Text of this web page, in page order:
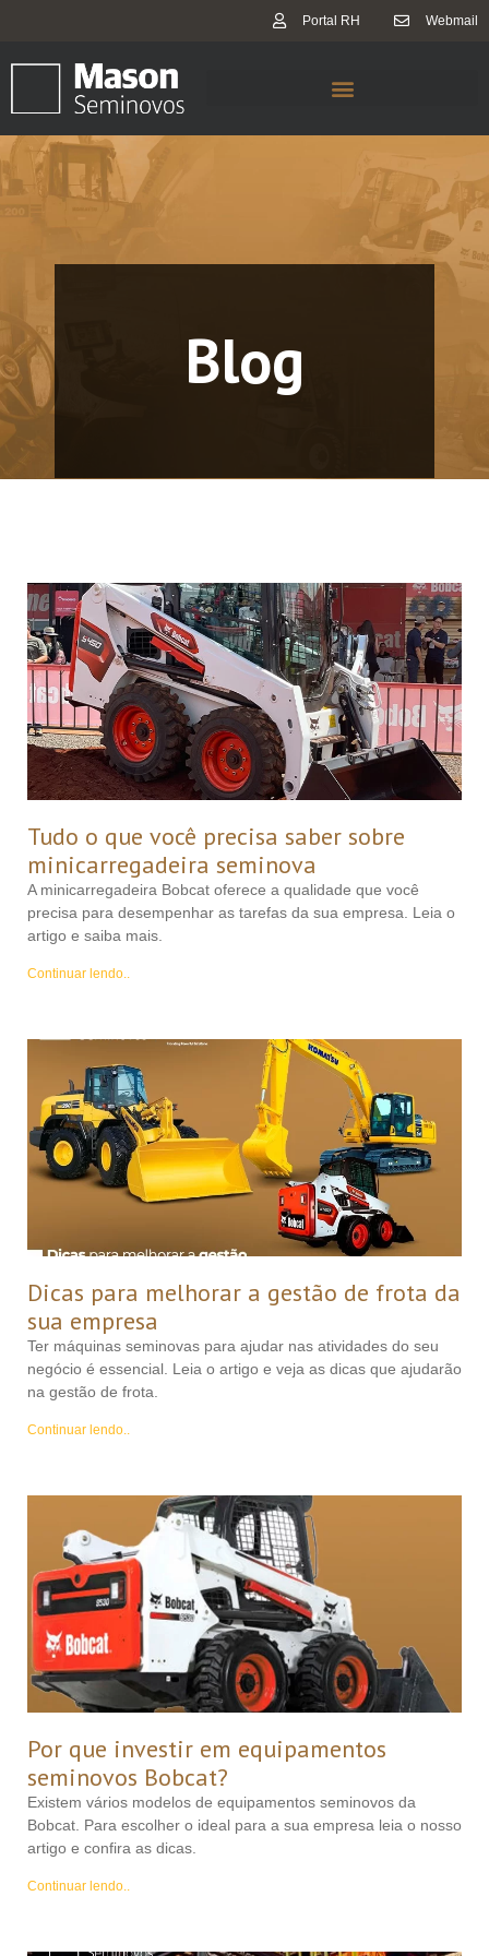
Portal RH Webmail
Blog
Tudo o que você precisa saber sobre
minicarregadeira seminova
A minicarregadeira Bobcat oferece a qualidade que você
precisa para desempenhar as tarefas da sua empresa. Leia o
artigo e saiba mais.
Continuar lendo..
Dicas para melhorar a gestão de frota da
sua empresa
Ter máquinas seminovas para ajudar nas atividades do seu
negócio é essencial. Leia o artigo e veja as dicas que ajudarão
na gestão de frota.
Continuar lendo..
Por que investir em equipamentos
seminovos Bobcat?
Existem vários modelos de equipamentos seminovos da
Bobcat. Para escolher o ideal para a sua empresa leia o nosso
artigo e confira as dicas.
Continuar lendo..